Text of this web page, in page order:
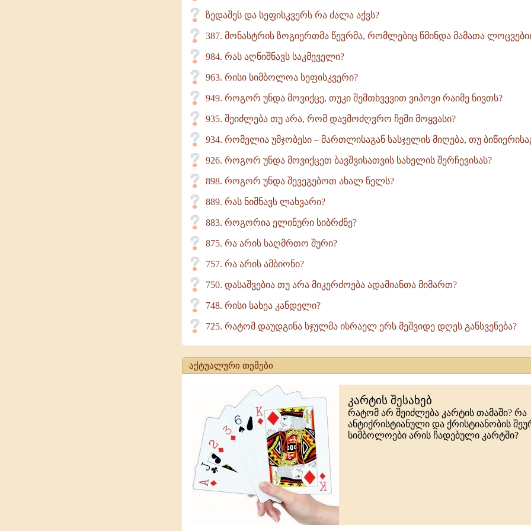
ზედაშეს და სეფისკვერს რა ძალა აქვს?
387. მონასტრის ზოგიერთმა წევრმა, რომლებიც წმინდა მამათა
984. რას აღნიშნავს საკმეველი?
963. რისი სიმბოლოა სეფისკვერი?
949. როგორ უნდა მოვიქცე, თუკი შემთხვევით ვიპოვი რაიმე ნივთს?
935. შეიძლება თუ არა, რომ დავმოძღვრო ჩემი მოყვასი?
934. რომელია უმჯობესი – მართლისაგან სასჯელის მიღება, თუ
926. როგორ უნდა მოვიქცეთ ბავშვისათვის სახელის შერჩევისას?
898. როგორ უნდა შევეგებოთ ახალ წელს?
889. რას ნიშნავს ლახვარი?
883. როგორია ელინური სიბრძნე?
875. რა არის საღმრთო შური?
757. რა არის ამბიონი?
750. დასაშვებია თუ არა მიკერძოება ადამიანთა მიმართ?
748. რისი სახეა კანდელი?
725. რატომ დაუდგინა სჯულმა ისრაელ ერს მეშვიდე დღეს განსვენება?
აქტუალური თემები
კარტის შესახებ
რატომ არ შეიძლება კარტის თამაში? რა
ანტიქრისტიანული და ქრისტიანობის
სიმბოლოები არის ჩადებული კარტში?